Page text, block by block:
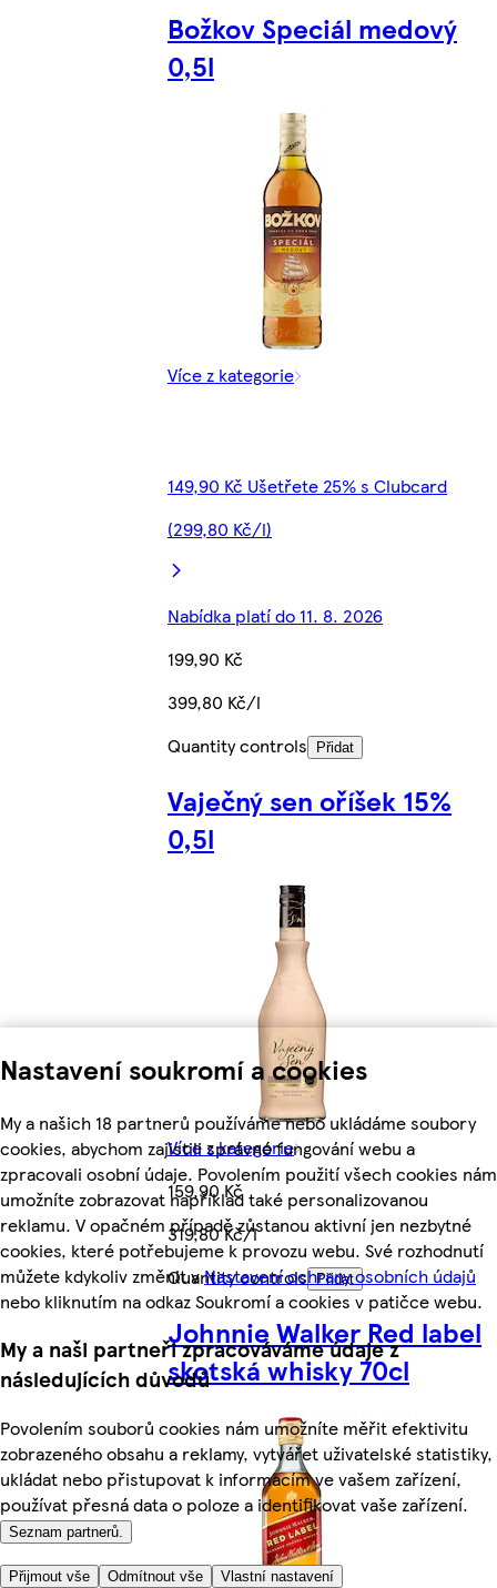
Nastavení soukromí a cookies
My a našich 18 partnerů používáme nebo ukládáme soubory
cookies, abychom zajistili správné fungování webu a
zpracovali osobní údaje. Povolením použití všech cookies nám
umožníte zobrazovat například také personalizovanou
reklamu. V opačném případě zůstanou aktivní jen nezbytné
cookies, které potřebujeme k provozu webu. Své rozhodnutí
můžete kdykoliv změnit vNastavení ochrany osobních údajů
nebo kliknutím na odkaz Soukromí a cookies v patičce webu.
My a naši partneři zpracováváme údaje z
následujících důvodů
Povolením souborů cookies nám umožníte měřit efektivitu
zobrazeného obsahu a reklamy, vytvářet uživatelské statistiky,
ukládat nebo přistupovat k informacím ve vašem zařízení,
používat přesná data o poloze a identifikovat vaše zařízení.
Seznam partnerů.
Přijmout vše Odmítnout vše Vlastní nastavení
Božkov Speciál medový
0,5l
Více z kategorie
149,90 Kč Ušetřete 25% s Clubcard
(299,80 Kč/l)
Nabídka platí do 11. 8. 2026
199,90 Kč
399,80 Kč/l
Quantity controls
Přidat
Vaječný sen oříšek 15%
0,5l
Více z kategorie
159,90 Kč
319,80 Kč/l
Quantity controls Přidat
Johnnie Walker Red label
skotská whisky 70cl